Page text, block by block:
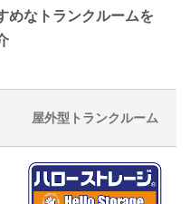
めなトランクルームを
屋外型トランクルーム